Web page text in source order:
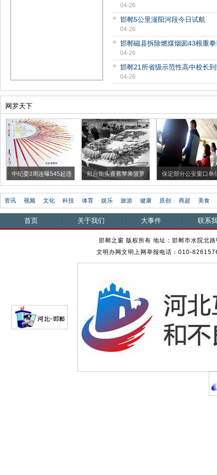
04-26
邯郸5公里滏阳河段今日试航
04-26
邯郸磁县拆除燃煤烟囱43根重
04-26
邯郸21所省级示范性高中校长到
04-26
网罗天下
中纪委3周连曝545起违 邢台街头香蕉苹果菠萝 保定部分公安窗口单
资讯
视频 文化 科技 体育 娱乐 旅游 健康 原创 商超 美食
首页 关于我们 大事件 联系
邯郸之窗 版权所有 地址：邯郸市水院北
文明办网文明上网举报电话：010-